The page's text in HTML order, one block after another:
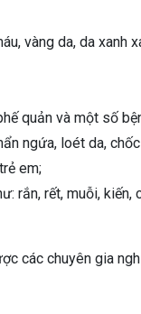
vàng da, da xanh
quản và một số
ngứa, loét da,
em;
rắn, rết, muỗi, kiến,
các chuyên gia